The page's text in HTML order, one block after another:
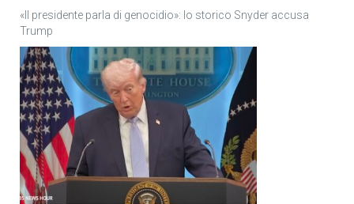
«Il presidente parla di genocidio»: lo storico Snyder accusa
Trump